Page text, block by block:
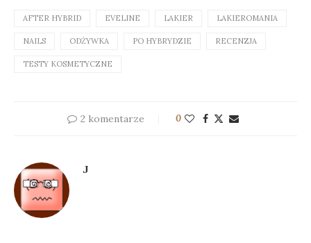
AFTER HYBRID EVELINE LAKIER LAKIEROMANIA
NAILS ODŻYWKA PO HYBRYDZIE RECENZJA
TESTY KOSMETYCZNE
2 komentarze 0
J